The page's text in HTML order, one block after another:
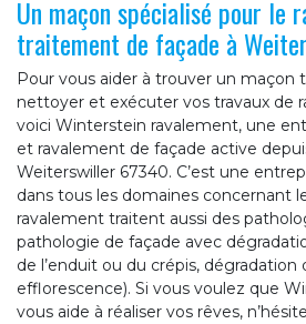
Un maçon spécialisé pour le
traitement de façade à
Pour vous aider à trouver un maçon
nettoyer et exécuter vos travaux de
voici Winterstein ravalement, une
et ravalement de façade active
Weiterswiller 67340. C’est une
dans tous les domaines concernant
ravalement traitent aussi des
pathologie de façade avec
de l’enduit ou du crépis, dégradation
efflorescence). Si vous voulez que
vous aide à réaliser vos rêves,